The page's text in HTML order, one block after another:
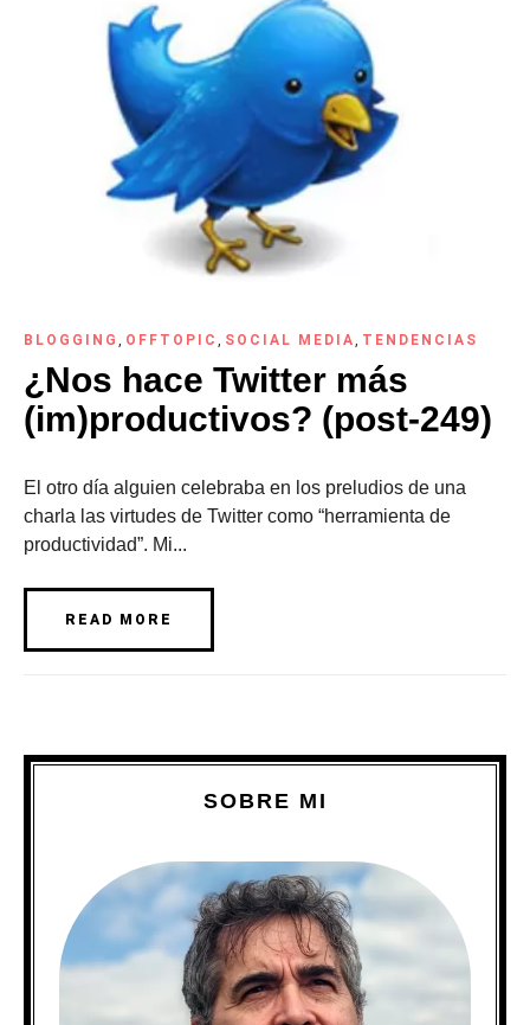
BLOGGING , OFFTOPIC , SOCIAL MEDIA, TENDENCIAS
¿Nos hace Twitter más
(im)productivos? (post-249)
El otro día alguien celebraba en los preludios de una
charla las virtudes de Twitter como “herramienta de
productividad”. Mi...
READ MORE
SOBRE MI